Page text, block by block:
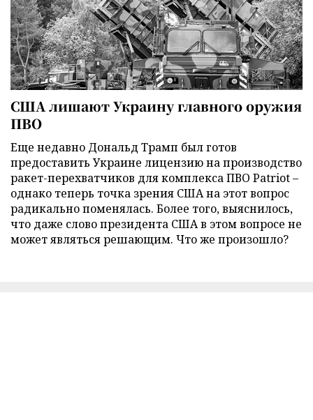
США лишают Украину главного оружия
ПВО
Еще недавно Дональд Трамп был готов
предоставить Украине лицензию на производство
ракет-перехватчиков для комплекса ПВО Patriot –
однако теперь точка зрения США на этот вопрос
радикально поменялась. Более того, выяснилось,
что даже слово президента США в этом вопросе не
может являться решающим. Что же произошло?